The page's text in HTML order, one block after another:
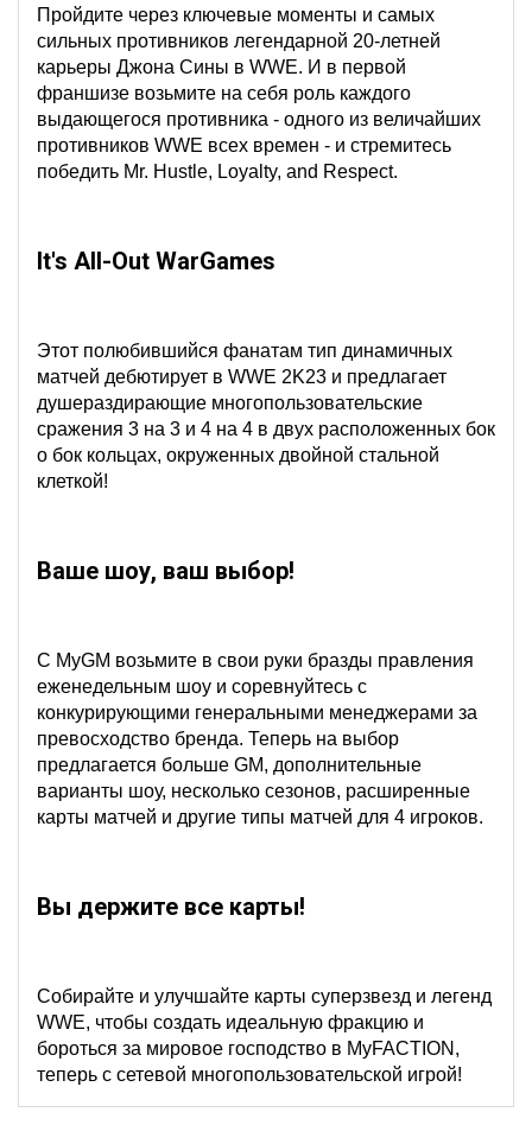
Пройдите через ключевые моменты и самых
сильных противников легендарной 20-летней
карьеры Джона Сины в WWE. И в первой
франшизе возьмите на себя роль каждого
выдающегося противника - одного из величайших
противников WWE всех времен - и стремитесь
победить Mr. Hustle, Loyalty, and Respect.
It's All-Out WarGames
Этот полюбившийся фанатам тип динамичных
матчей дебютирует в WWE 2K23 и предлагает
душераздирающие многопользовательские
сражения 3 на 3 и 4 на 4 в двух расположенных бок
о бок кольцах, окруженных двойной стальной
клеткой!
Ваше шоу, ваш выбор!
С MyGM возьмите в свои руки бразды правления
еженедельным шоу и соревнуйтесь с
конкурирующими генеральными менеджерами за
превосходство бренда. Теперь на выбор
предлагается больше GM, дополнительные
варианты шоу, несколько сезонов, расширенные
карты матчей и другие типы матчей для 4 игроков.
Вы держите все карты!
Собирайте и улучшайте карты суперзвезд и легенд
WWE, чтобы создать идеальную фракцию и
бороться за мировое господство в MyFACTION,
теперь с сетевой многопользовательской игрой!